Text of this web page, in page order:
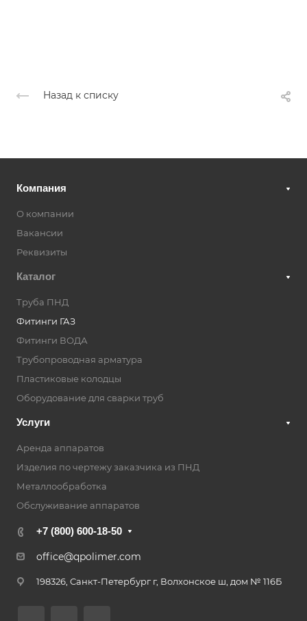
Назад к списку
Компания
О компании
Вакансии
Реквизиты
Каталог
Труба ПНД
Фитинги ГАЗ
Фитинги ВОДА
Трубопроводная арматура
Пластиковые колодцы
Оборудование для сварки труб
Услуги
Аренда аппаратов
Изделия по чертежу заказчика из ПНД
Металлообработка
Обслуживание аппаратов
+7 (800) 600-18-50
office@qpolimer.com
198326, Санкт-Петербург г, Волхонское ш, дом № 116Б